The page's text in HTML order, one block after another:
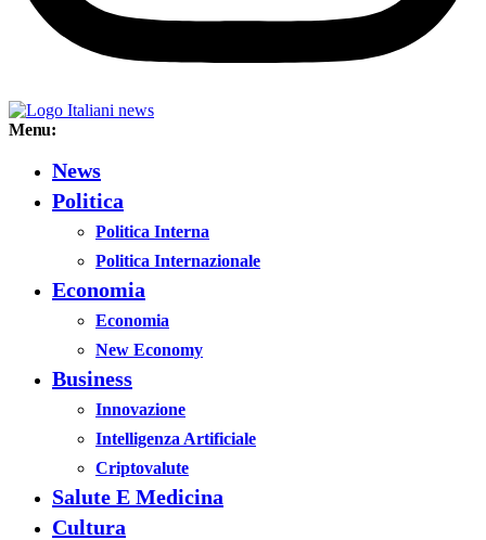
Menu:
News
Politica
Politica Interna
Politica Internazionale
Economia
Economia
New Economy
Business
Innovazione
Intelligenza Artificiale
Criptovalute
Salute E Medicina
Cultura